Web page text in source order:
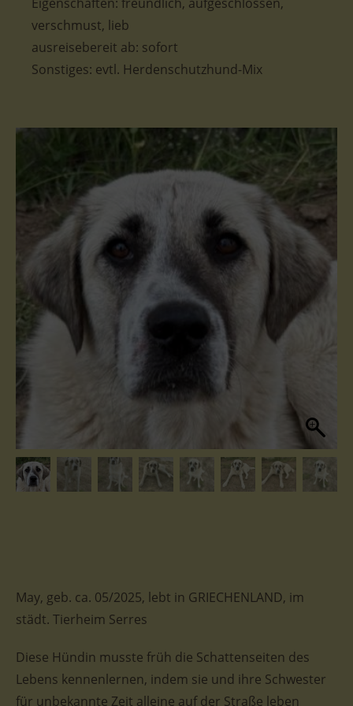
verschmust, lieb
ausreisebereit ab: sofort
Sonstiges: evtl. Herdenschutzhund-Mix
May, geb. ca. 05/2025, lebt in GRIECHENLAND, im
städt. Tierheim Serres
Diese Hündin musste früh die Schattenseiten des
Lebens kennenlernen, indem sie und ihre Schwester
für unbekannte Zeit alleine auf der Straße leben